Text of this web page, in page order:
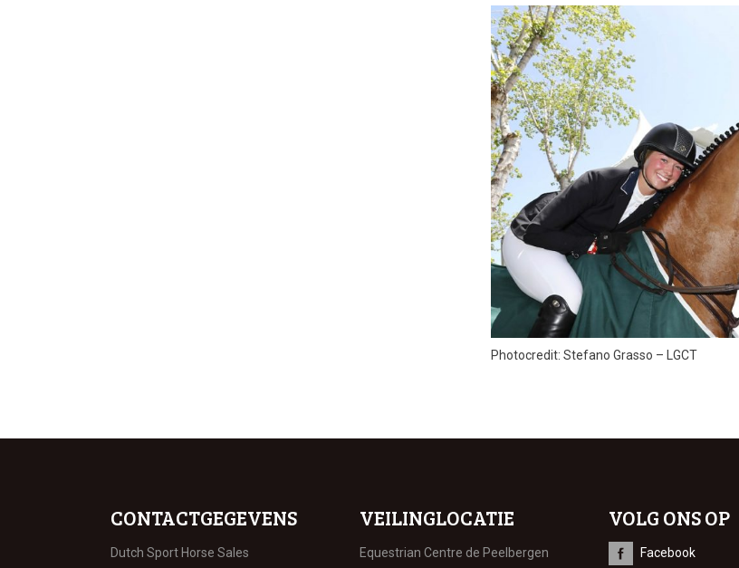
Photocredit: Stefano Grasso – LGCT
CONTACTGEGEVENS
Dutch Sport Horse Sales
VEILINGLOCATIE
Equestrian Centre de Peelbergen
VOLG ONS OP
Facebook